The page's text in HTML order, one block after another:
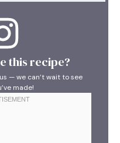
this recipe?
— we can’t wait to see
made!